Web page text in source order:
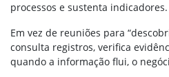
processos e sustenta indicadores.
Em vez de reuniões para
consulta registros, verifica
quando a informação flui, o